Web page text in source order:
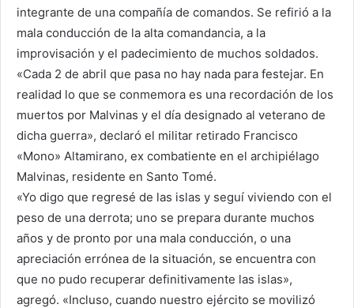
integrante de una compañía de comandos. Se refirió a la
mala conducción de la alta comandancia, a la
improvisación y el padecimiento de muchos soldados.
«Cada 2 de abril que pasa no hay nada para festejar. En
realidad lo que se conmemora es una recordación de los
muertos por Malvinas y el día designado al veterano de
dicha guerra», declaró el militar retirado Francisco
«Mono» Altamirano, ex combatiente en el archipiélago
Malvinas, residente en Santo Tomé.
«Yo digo que regresé de las islas y seguí viviendo con el
peso de una derrota; uno se prepara durante muchos
años y de pronto por una mala conducción, o una
apreciación errónea de la situación, se encuentra con
que no pudo recuperar definitivamente las islas»,
agregó. «Incluso, cuando nuestro ejército se movilizó